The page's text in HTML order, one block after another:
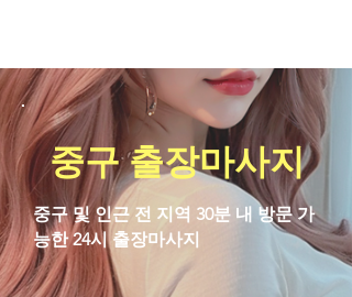
중구 출장마사지
중구 및 인근 전 지역 30분 내 방문 가
능한 24시 출장마사지